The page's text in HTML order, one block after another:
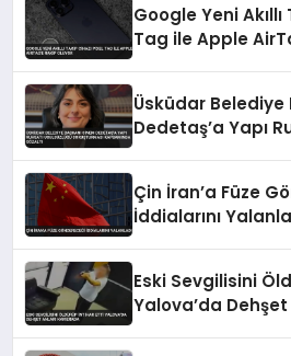
Google Yeni
Tag ile Apple
Üsküdar Belediye
Dedetaş’a Yapı
Çin İran’a Füze
İddialarını
Eski Sevgilisini
Yalova’da